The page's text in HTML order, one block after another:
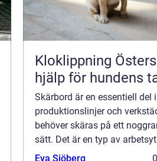
Kloklippning Östersund
hjälp för hundens
Skärbord är en essentiell del
produktionslinjer och
behöver skäras på ett
sätt. Det är en typ av
särskilt utformad f...
Eva Sjöberg